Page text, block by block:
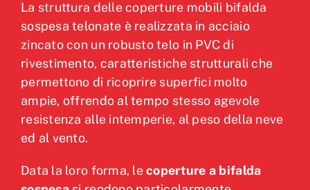
La struttura delle coperture mobili bifalda
sospesa telonate è realizzata in acciaio
zincato con un robusto telo in PVC di
rivestimento, caratteristiche strutturali che
permettono di ricoprire superfici molto
ampie, offrendo al tempo stesso agevole
resistenza alle intemperie, al peso della neve
ed al vento.
Data la loro forma, lecoperture a bifalda